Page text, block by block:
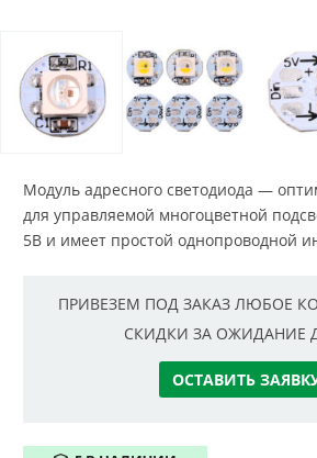
Модуль адресного светодиода —
для управляемой многоцветной
5В и имеет простой однопроводной
ПРИВЕЗЕМ ПОД ЗАКАЗ ЛЮБОЕ
СКИДКИ ЗА ОЖИДАНИЕ
ОСТАВИТЬ